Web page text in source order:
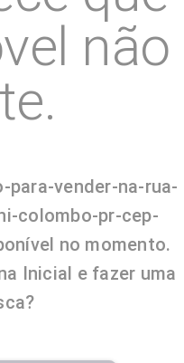
não
para-vender-na-rua-
colombo-pr-cep-
no momento.
Inicial e fazer uma